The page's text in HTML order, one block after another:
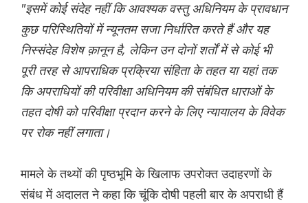
"इसमें कोई संदेह नहीं कि आवश्यक वस्तु अधिनियम के प्रावधान
कुछ परिस्थितियों में न्यूनतम सजा निर्धारित करते हैं और यह
निस्संदेह विशेष क़ानून है, लेकिन उन दोनों शर्तों में से कोई भी
पूरी तरह से आपराधिक प्रक्रिया संहिता के तहत या यहां तक
कि अपराधियों की परिवीक्षा अधिनियम की संबंधित धाराओं के
तहत दोषी को परिवीक्षा प्रदान करने के लिए न्यायालय के विवेक
पर रोक नहीं लगाता।
मामले के तथ्यों की पृष्ठभूमि के खिलाफ उपरोक्त उदाहरणों के
संबंध में अदालत ने कहा कि चूंकि दोषी पहली बार के अपराधी हैं